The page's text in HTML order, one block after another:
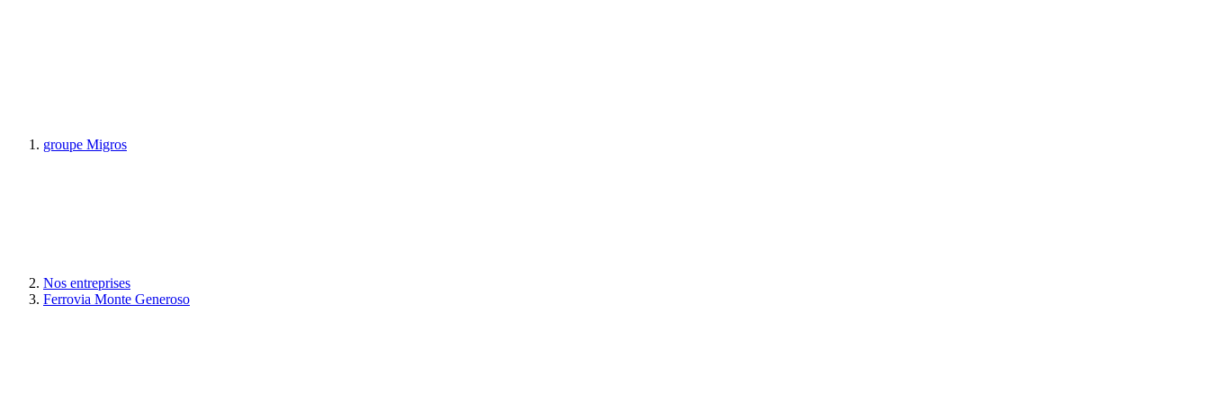
groupe Migros
Nos entreprises
Ferrovia Monte Generoso